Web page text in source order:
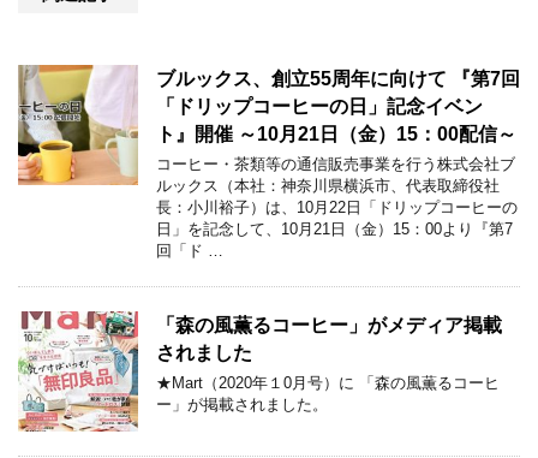
ブルックス、創立55周年に向けて 『第7回
「ドリップコーヒーの日」記念イベン
ト』開催 ～10月21日（金）15：00配信～
コーヒー・茶類等の通信販売事業を行う株式会社ブ
ルックス（本社：神奈川県横浜市、代表取締役社
長：小川裕子）は、10月22日「ドリップコーヒーの
日」を記念して、10月21日（金）15：00より『第7
回「ド …
「森の風薫るコーヒー」がメディア掲載
されました
★Mart（2020年１0月号）に 「森の風薫るコーヒ
ー」が掲載されました。